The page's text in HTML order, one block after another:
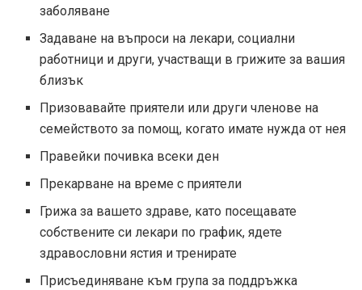
заболяване
Задаване на въпроси на лекари, социални
работници и други, участващи в грижите за вашия
близък
Призовавайте приятели или други членове на
семейството за помощ, когато имате нужда от нея
Правейки почивка всеки ден
Прекарване на време с приятели
Грижа за вашето здраве, като посещавате
собствените си лекари по график, ядете
здравословни ястия и тренирате
Присъединяване към група за поддръжка